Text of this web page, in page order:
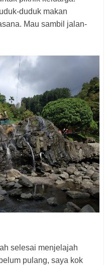
duduk makan
Mau sambil jalan-
selesai menjelajah
pulang, saya kok